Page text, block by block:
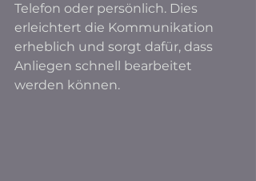
Telefon oder persönlich. Dies
erleichtert die Kommunikation
erheblich und sorgt dafür, dass
Anliegen schnell bearbeitet
werden können.